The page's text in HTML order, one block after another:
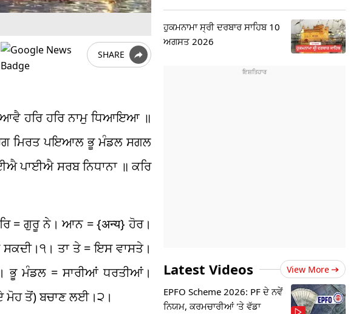
SHARE
ਆਵੈ ਹਰਿ ਹਰਿ ਨਾਮੁ ਧਿਆਇਆ ॥
ਮਿਰਤ ਪਇਆਲ ਭੂ ਮੰਡਲ ਸਗਲ
ਪਾਈਐ ਸਰਬ ਨਿਧਾਨਾ ॥ ਕਰਿ
= ਗੁਰੂ ਨੇ। ਆਨ = {अन्य} ਹੋਰ।
ਤਾ ਤੇ = ਇਸ ਵਾਸਤੇ।
ਭੂ ਮੰਡਲ = ਸਾਰੀਆਂ ਧਰਤੀਆਂ।
ਮੋਹ ਤੋਂ) ਬਚਾਣ ਲਈ।੨।
ਹੁਕਮਨਾਮਾ ਸ੍ਰੀ ਦਰਬਾਰ ਸਾਹਿਬ 10
ਅਗਸਤ 2026
Latest Videos View More
EPFO Scheme 2026: PF ਦੇ ਨਵੇਂ
ਨਿਯਮ, ਕਰਮਚਾਰੀਆਂ 'ਤੇ ਵੱਡਾ